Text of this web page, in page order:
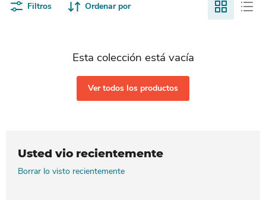
Filtros Ordenar por
Esta colección está vacía
Ver todos los productos
Usted vio recientemente
Borrar lo visto recientemente